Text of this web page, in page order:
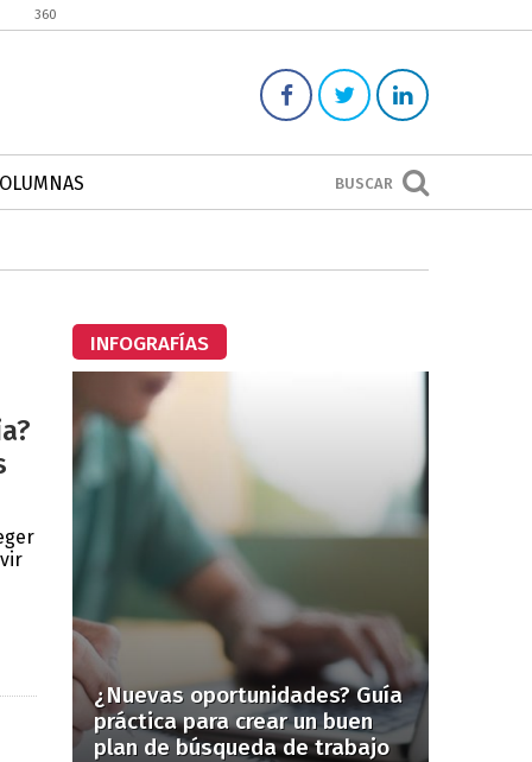
360
BUSCAR
INFOGRAFÍAS
¿Nuevas oportunidades? Guía
práctica para crear un buen
plan de búsqueda de trabajo